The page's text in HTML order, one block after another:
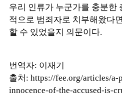
우리 인류가 누군가를 충분한
적으로 범죄자로 치부해왔다
할 수 있었을지 의문이다.
번역자: 이재기
출처: https://fee.org/articles/a-
innocence-of-the-accused-is-